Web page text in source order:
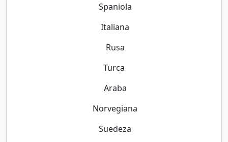
Spaniola
Italiana
Rusa
Turca
Araba
Norvegiana
Suedeza